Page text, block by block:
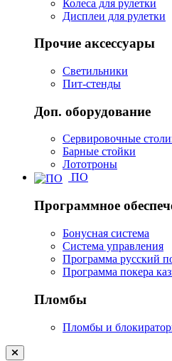
Колеса для рулетки
Дисплеи для рулетки
Прочие аксессуары
Светильники
Пит-стенды
Доп. оборудование
Сервировочные
Барные стойки
Лототроны
ПО
Программное
Бонусная система
Система управления
Программа русский
Программа покера
Пломбы
Пломбы и